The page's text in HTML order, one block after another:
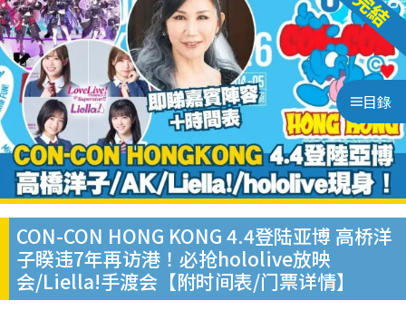
目錄
CON-CON HONG KONG 4.4登陆亚博 高桥洋
子睽违7年再访港！必抢hololive放映
会/Liella!手渡会【附时间表/门票详情】